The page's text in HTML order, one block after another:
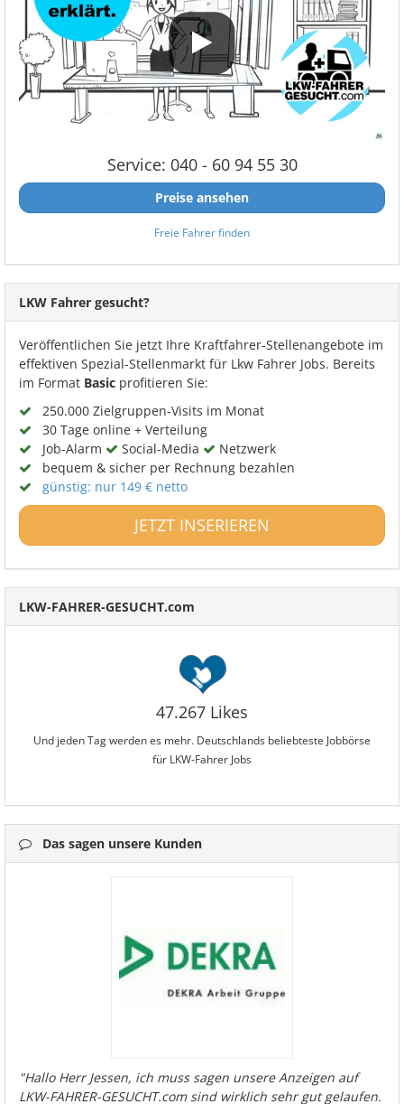
Service: 040 - 60 94 55 30
Preise ansehen
Freie Fahrer finden
LKW Fahrer gesucht?
Veröffentlichen Sie jetzt Ihre Kraftfahrer-Stellenangebote im
effektiven Spezial-Stellenmarkt für Lkw Fahrer Jobs. Bereits
im Format Basic profitieren Sie:
250.000 Zielgruppen-Visits im Monat
30 Tage online + Verteilung
Job-Alarm
Social-Media
Netzwerk
bequem & sicher per Rechnung bezahlen
günstig: nur 149 € netto
JETZT INSERIEREN
LKW-FAHRER-GESUCHT.com
47.267 Likes
Und jeden Tag werden es mehr. Deutschlands beliebteste Jobbörse
für LKW-Fahrer Jobs
Das sagen unsere Kunden
"Hallo Herr Jessen, ich muss sagen unsere Anzeigen auf
LKW-FAHRER-GESUCHT.com sind wirklich sehr gut gelaufen.